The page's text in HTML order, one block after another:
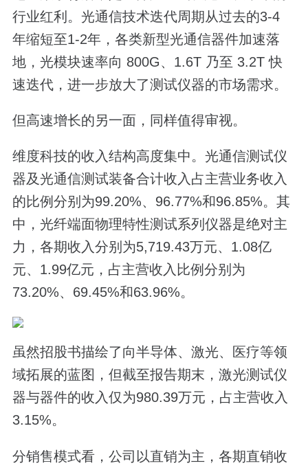
行业红利。光通信技术迭代周期从过去的3-4
年缩短至1-2年，各类新型光通信器件加速落
地，光模块速率向 800G、1.6T 乃至 3.2T 快
速迭代，进一步放大了测试仪器的市场需求。
但高速增长的另一面，同样值得审视。
维度科技的收入结构高度集中。光通信测试仪
器及光通信测试装备合计收入占主营业务收入
的比例分别为99.20%、96.77%和96.85%。其
中，光纤端面物理特性测试系列仪器是绝对主
力，各期收入分别为5,719.43万元、1.08亿
元、1.99亿元，占主营收入比例分别为
73.20%、69.45%和63.96%。
虽然招股书描绘了向半导体、激光、医疗等领
域拓展的蓝图，但截至报告期末，激光测试仪
器与器件的收入仅为980.39万元，占主营收入
3.15%。
分销售模式看，公司以直销为主，各期直销收